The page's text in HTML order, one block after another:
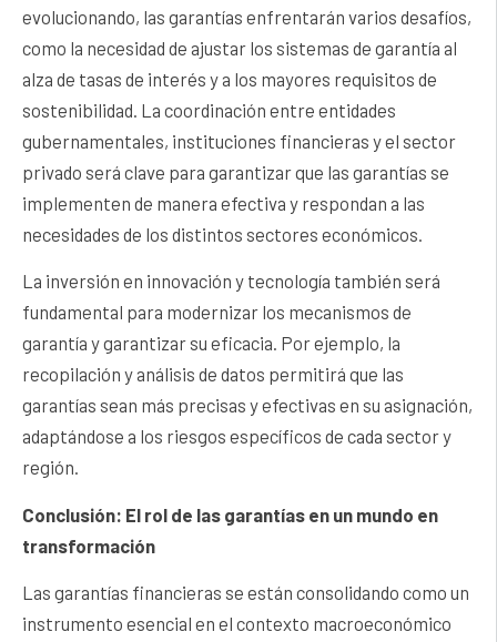
evolucionando, las garantías enfrentarán varios desafíos,
como la necesidad de ajustar los sistemas de garantía al
alza de tasas de interés y a los mayores requisitos de
sostenibilidad. La coordinación entre entidades
gubernamentales, instituciones financieras y el sector
privado será clave para garantizar que las garantías se
implementen de manera efectiva y respondan a las
necesidades de los distintos sectores económicos.
La inversión en innovación y tecnología también será
fundamental para modernizar los mecanismos de
garantía y garantizar su eficacia. Por ejemplo, la
recopilación y análisis de datos permitirá que las
garantías sean más precisas y efectivas en su asignación,
adaptándose a los riesgos específicos de cada sector y
región.
Conclusión: El rol de las garantías en un mundo en
transformación
Las garantías financieras se están consolidando como un
instrumento esencial en el contexto macroeconómico